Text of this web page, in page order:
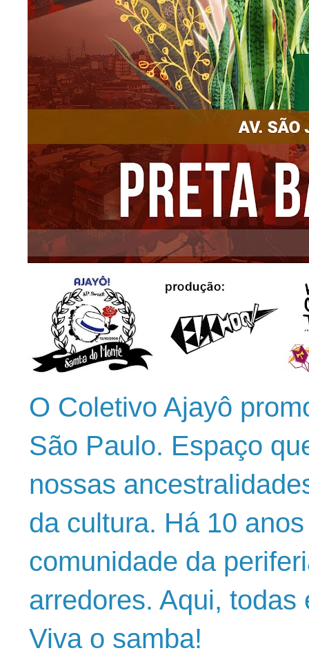
O Coletivo Ajayô
São Paulo. Espaço
nossas
da cultura. Há 10
comunidade da
arredores. Aqui,
Viva o samba!